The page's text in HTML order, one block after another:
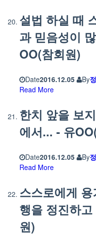
설법 하실 때
과 믿음성이
OO(참회원)
Date2016.12.05 By
Read More
한치 앞을 보
에서... - 유
Date2016.12.05 By
Read More
스스로에게
행을 정진하
원)